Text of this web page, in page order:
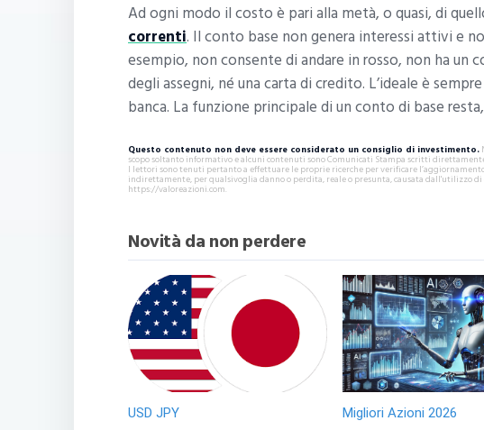
Ad ogni modo il costo è pari alla metà, o quasi, di
correnti. Il conto base non genera interessi attivi e
esempio, non consente di andare in rosso, non ha
degli assegni, né una carta di credito. L’ideale è
banca. La funzione principale di un conto di base
Questo contenuto non deve essere considerato un consiglio di investimento.
scopo soltanto informativo e alcuni contenuti sono Comunicati Stampa scritti
I lettori sono tenuti pertanto a effettuare le proprie ricerche per verificare
indirettamente, per qualsivoglia danno o perdita, reale o presunta, causata dall'utilizzo
https://valoreazioni.com.
Novità da non perdere
USD JPY Migliori Azioni 2026